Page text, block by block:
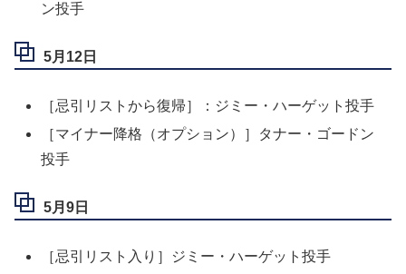
ン投手
5月12日
［忌引リストから復帰］：ジミー・ハーゲット投手
［マイナー降格（オプション）］タナー・ゴードン
投手
5月9日
［忌引リスト入り］ジミー・ハーゲット投手